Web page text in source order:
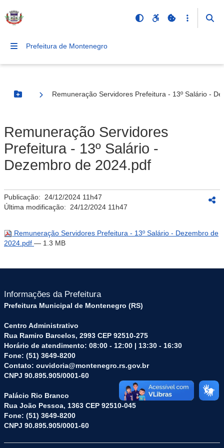
Prefeitura de Montenegro
Botão Menu
Remuneração Servidores Prefeitura - 13º Salário -
Remuneração Servidores
Prefeitura - 13º Salário -
Dezembro de 2024.pdf
Publicação: 24/12/2024 11h47
Última modificação: 24/12/2024 11h47
Remuneração Servidores Prefeitura - 13º Salário - Dezembro de
2024.pdf — 1.3 MB
Informações da Prefeitura
Prefeitura Municipal de Montenegro (RS)
Centro Administrativo
Rua Ramiro Barcelos, 2993 CEP 92510-275
Horário de atendimento: 08:00 - 12:00 | 13:30 - 16:30
Fone: (51) 3649-8200
Contato: ouvidoria@montenegro.rs.gov.br
CNPJ 90.895.905/0001-60
Palácio Rio Branco
Rua João Pessoa, 1363 CEP 92510-045
Fone: (51) 3649-8200
CNPJ 90.895.905/0001-60